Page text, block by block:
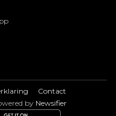
Contact
by Newsifier